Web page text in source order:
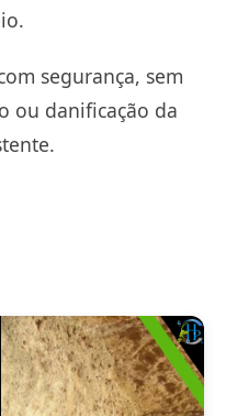
segurança, sem
ou danificação da